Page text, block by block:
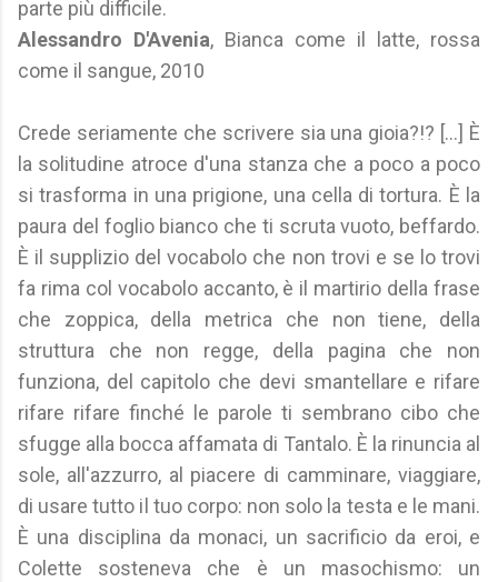
parte più difficile.
Alessandro D'Avenia, Bianca come il latte, rossa
come il sangue, 2010
Crede seriamente che scrivere sia una gioia?!? [...] È
la solitudine atroce d'una stanza che a poco a poco
si trasforma in una prigione, una cella di tortura. È la
paura del foglio bianco che ti scruta vuoto, beffardo.
È il supplizio del vocabolo che non trovi e se lo trovi
fa rima col vocabolo accanto, è il martirio della frase
che zoppica, della metrica che non tiene, della
struttura che non regge, della pagina che non
funziona, del capitolo che devi smantellare e rifare
rifare rifare finché le parole ti sembrano cibo che
sfugge alla bocca affamata di Tantalo. È la rinuncia al
sole, all'azzurro, al piacere di camminare, viaggiare,
di usare tutto il tuo corpo: non solo la testa e le mani.
È una disciplina da monaci, un sacrificio da eroi, e
Colette sosteneva che è un masochismo: un